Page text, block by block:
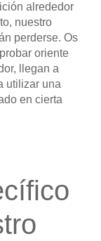
alrededor
nuestro
perderse. Os
oriente
llegan a
utilizar una
en cierta